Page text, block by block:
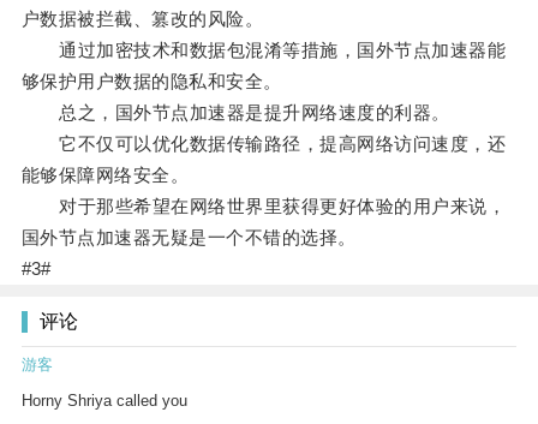
户数据被拦截、篡改的风险。
通过加密技术和数据包混淆等措施，国外节点加速器能
够保护用户数据的隐私和安全。
总之，国外节点加速器是提升网络速度的利器。
它不仅可以优化数据传输路径，提高网络访问速度，还
能够保障网络安全。
对于那些希望在网络世界里获得更好体验的用户来说，
国外节点加速器无疑是一个不错的选择。
#3#
评论
游客
Horny Shriya called you